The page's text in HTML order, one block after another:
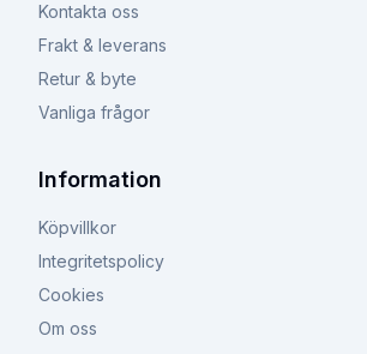
Kontakta oss
Frakt & leverans
Retur & byte
Vanliga frågor
Information
Köpvillkor
Integritetspolicy
Cookies
Om oss